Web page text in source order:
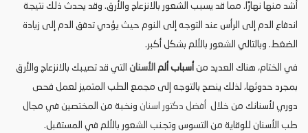
أشد منها نهارًا. مما قد يسبب الشعور بالانزعاج والأرق. وقد يحدث ذلك نتيجة
اندفاع الدم إلى الرأس عند التوجه إلى النوم حيث يؤدي تدفق الدم إلى زيادة
الضغط. وبالتالي الشعور بالألم بشكل أكبر.
في الختام، هناك العديد من أسباب ألم الأسنان التي قد تصيبك بالانزعاج والأرق
بمجرد حدوثها، لذلك ينصح بالتوجه إلى مجمع الطب المتميز لعمل فحص
دوري لأسنانك من خلال
أفضل دكتور اسنان ونخبة من المختصين في مجال
طب الأسنان للوقاية من التسوس وتجنب الشعور بالألم في المستقبل.